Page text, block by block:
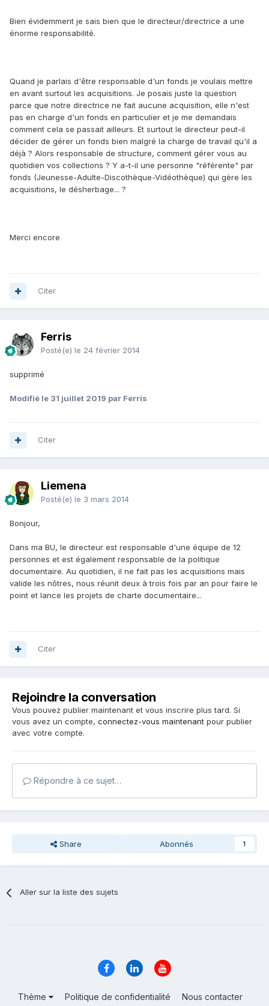
Bien évidemment je sais bien que le directeur/directrice a une
énorme responsabilité.
Quand je parlais d'être responsable d'un fonds je voulais mettre
en avant surtout les acquisitions. Je posais juste la question
parce que notre directrice ne fait aucune acquisition, elle n'est
pas en charge d'un fonds en particulier et je me demandais
comment cela se passait ailleurs. Et surtout le directeur peut-il
décider de gérer un fonds bien malgré la charge de travail qu'il a
déjà ? Alors responsable de structure, comment gérer vous au
quotidien vos collections ? Y a-t-il une personne "référente" par
fonds (Jeunesse-Adulte-Discothèque-Vidéothèque) qui gère les
acquisitions, le désherbage... ?
Merci encore
Citer
Ferris
Posté(e) le 24 février 2014
supprimé
Modifié le 31 juillet 2019 par Ferris
Citer
Liemena
Posté(e) le 3 mars 2014
Bonjour,
Dans ma BU, le directeur est responsable d'une équipe de 12
personnes et est également responsable de la politique
documentaire. Au quotidien, il ne fait pas les acquisitions mais
valide les nôtres, nous réunit deux à trois fois par an pour faire le
point et lance les projets de charte documentaire...
Citer
Rejoindre la conversation
Vous pouvez publier maintenant et vous inscrire plus tard. Si
vous avez un compte, connectez-vous maintenant pour publier
avec votre compte.
Répondre à ce sujet…
Share Abonnés 1
Aller sur la liste des sujets
Thème Politique de confidentialité
Nous contacter